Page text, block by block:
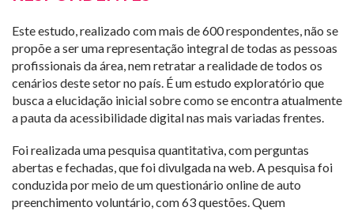
Este estudo, realizado com mais de 600 respondentes, não se
propõe a ser uma representação integral de todas as pessoas
profissionais da área, nem retratar a realidade de todos os
cenários deste setor no país. É um estudo exploratório que
busca a elucidação inicial sobre como se encontra atualmente
a pauta da acessibilidade digital nas mais variadas frentes.
Foi realizada uma pesquisa quantitativa, com perguntas
abertas e fechadas, que foi divulgada na web. A pesquisa foi
conduzida por meio de um questionário online de auto
preenchimento voluntário, com 63 questões. Quem